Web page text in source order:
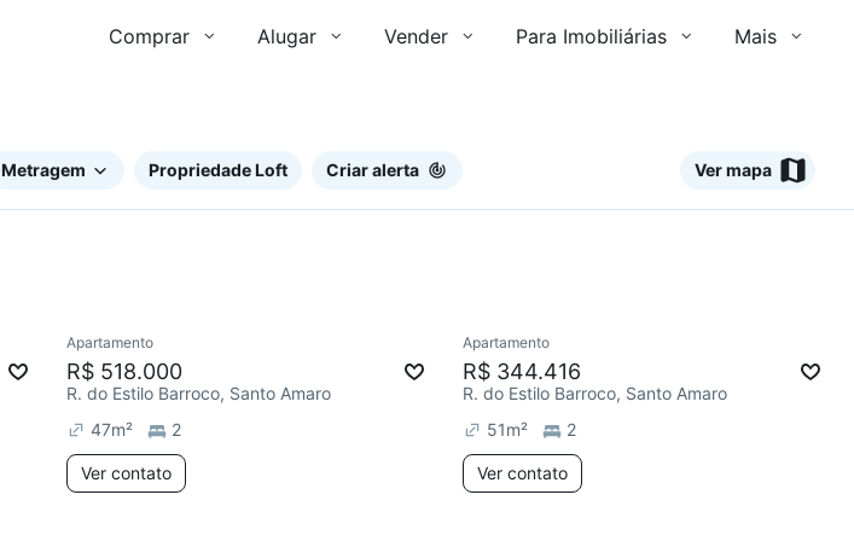
Comprar Alugar Vender Para Imobiliárias Mais
Metragem Propriedade Loft Criar alerta Ver mapa
Apartamento
R$ 518.000
R. do Estilo Barroco, Santo Amaro
47m² 2
Ver contato
Apartamento
R$ 344.416
R. do Estilo Barroco, Santo Amaro
51m² 2
Ver contato